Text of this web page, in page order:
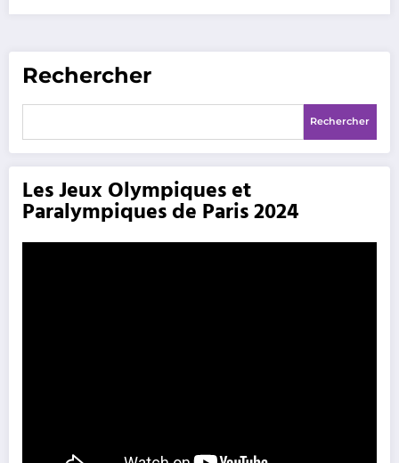
Rechercher
Rechercher
Les Jeux Olympiques et
Paralympiques de Paris 2024